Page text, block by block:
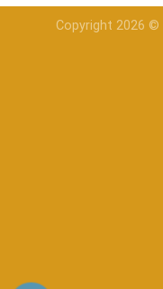
Copyright 2026 ©